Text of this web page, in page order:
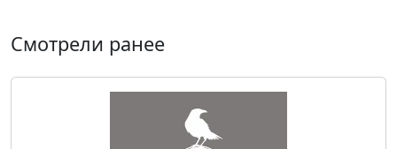
Смотрели ранее